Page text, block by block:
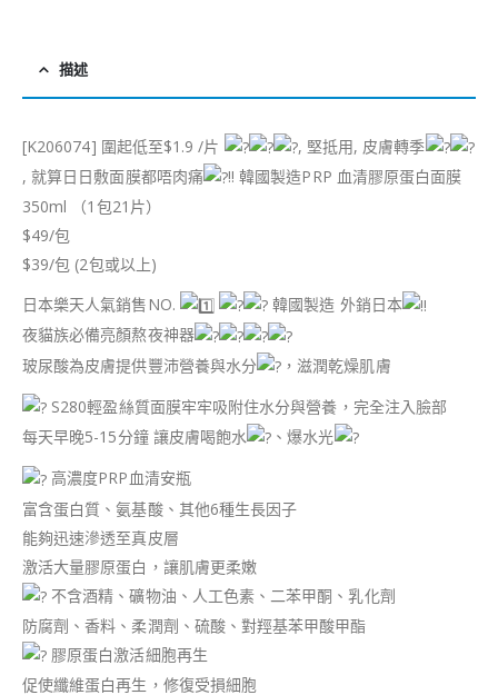
描述
[K206074] 圍起低至$1.9 /片
, 堅抵用, 皮膚轉季
, 就算日日敷面膜都唔肉痛
!! 韓國製造PRP 血清膠原蛋白面膜
350ml （1包21片）
$49/包
$39/包 (2包或以上)
日本樂天人氣銷售NO.
韓國製造 外銷日本
夜貓族必備亮顏熬夜神器
玻尿酸為皮膚提供豐沛營養與水分
，滋潤乾燥肌膚
S280輕盈絲質面膜牢牢吸附住水分與營養，完全注入臉部
每天早晚5-15分鐘 讓皮膚喝飽水
、爆水光
高濃度PRP血清安瓶
富含蛋白質、氨基酸、其他6種生長因子
能夠迅速滲透至真皮層
激活大量膠原蛋白，讓肌膚更柔嫩
不含酒精、礦物油、人工色素、二苯甲酮、乳化劑
防腐劑、香料、柔潤劑、硫酸、對羥基苯甲酸甲酯
膠原蛋白激活細胞再生
促使纖維蛋白再生，修復受損細胞